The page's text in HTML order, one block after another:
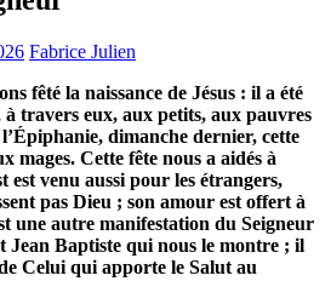
Fabrice Julien
fêté la naissance de Jésus : il a été
à travers eux, aux petits, aux pauvres
dimanche dernier, cette
mages. Cette fête nous a aidés à
venu aussi pour les étrangers,
pas Dieu ; son amour est offert à
une autre manifestation du Seigneur
Jean Baptiste qui nous le montre ; il
Celui qui apporte le Salut au